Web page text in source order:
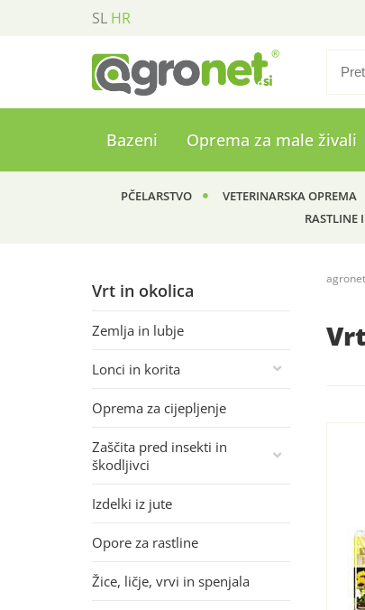
SL HR
Bazeni Oprema za male živali
PČELARSTVO VETERINARSKA OPREMA
RASTLINE
Vrt in okolica
Zemlja in lubje
Lonci in korita
Oprema za cijepljenje
Zaščita pred insekti in
škodljivci
Izdelki iz jute
Opore za rastline
Žice, ličje, vrvi in spenjala